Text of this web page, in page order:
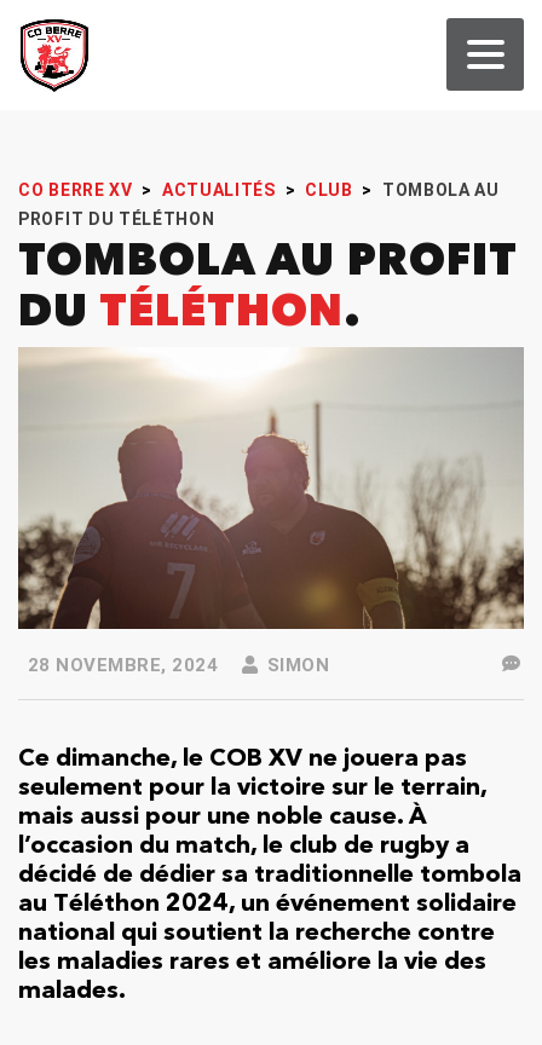
CO BERRE XV > ACTUALITÉS > CLUB >
TOMBOLA AU
PROFIT DU TÉLÉTHON
TOMBOLA AU PROFIT
DU TÉLÉTHON
28 NOVEMBRE, 2024 SIMON
Ce dimanche, le COB XV ne jouera pas
seulement pour la victoire sur le terrain,
mais aussi pour une noble cause. À
l’occasion du match, le club de rugby a
décidé de dédier sa traditionnelle tombola
au Téléthon 2024, un événement solidaire
national qui soutient la recherche contre
les maladies rares et améliore la vie des
malades.